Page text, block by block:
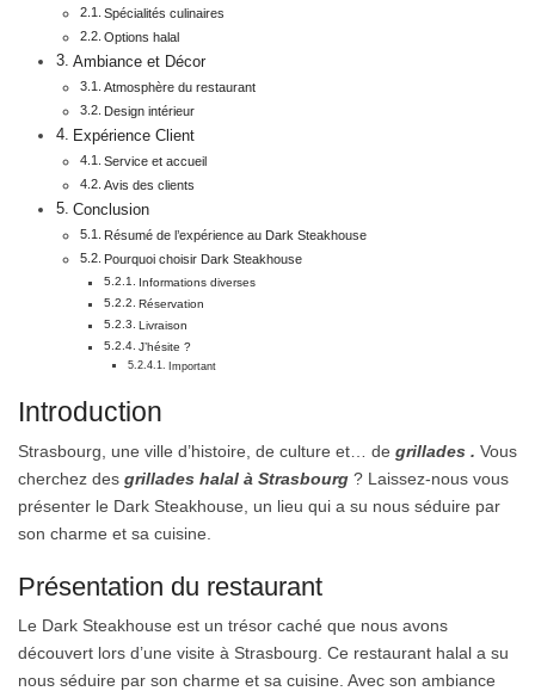
Spécialités culinaires
Options halal
Ambiance et Décor
Atmosphère du restaurant
Design intérieur
Expérience Client
Service et accueil
Avis des clients
Conclusion
Résumé de l’expérience au Dark Steakhouse
Pourquoi choisir Dark Steakhouse
Informations diverses
Réservation
Livraison
J’hésite ?
Important
Introduction
Strasbourg, une ville d’histoire, de culture et… de grillades . Vous
cherchez des grillades halal à Strasbourg ? Laissez-nous vous
présenter le Dark Steakhouse, un lieu qui a su nous séduire par
son charme et sa cuisine.
Présentation du restaurant
Le Dark Steakhouse est un trésor caché que nous avons
découvert lors d’une visite à Strasbourg. Ce restaurant halal a su
nous séduire par son charme et sa cuisine. Avec son ambiance